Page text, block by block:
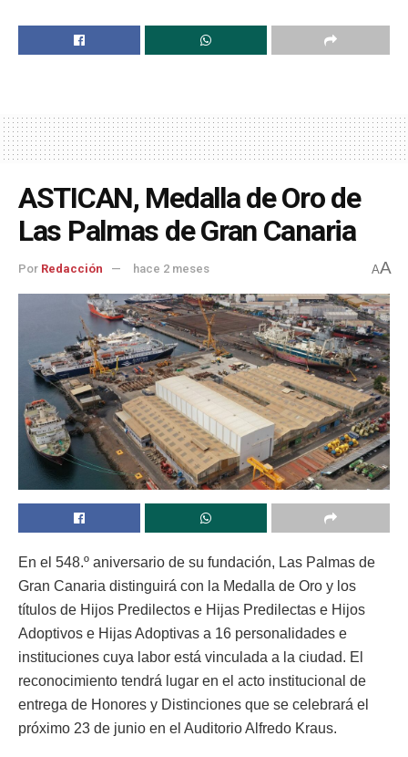
ASTICAN, Medalla de Oro de
Las Palmas de Gran Canaria
Por Redacción hace 2 meses AA
En el 548.º aniversario de su fundación, Las Palmas de
Gran Canaria distinguirá con la Medalla de Oro y los
títulos de Hijos Predilectos e Hijas Predilectas e Hijos
Adoptivos e Hijas Adoptivas a 16 personalidades e
instituciones cuya labor está vinculada a la ciudad. El
reconocimiento tendrá lugar en el acto institucional de
entrega de Honores y Distinciones que se celebrará el
próximo 23 de junio en el Auditorio Alfredo Kraus.